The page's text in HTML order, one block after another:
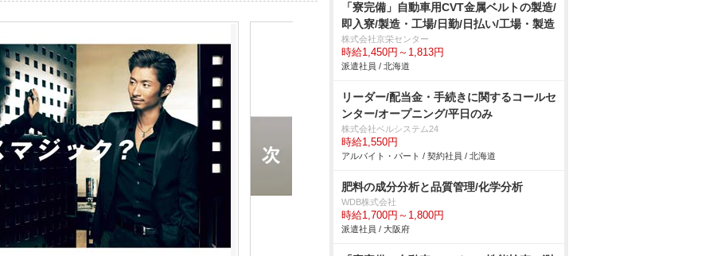
「寮完備」自動車用CVT金属ベルトの製造/
即入寮/製造・工場/日勤/日払い/工場・製造
株式会社京栄センター
時給1,450円～1,813円
派遣社員 / 北海道
リーダー/配当金・手続きに関するコールセ
ンター/オープニング/平日のみ
株式会社ベルシステム24
時給1,550円
アルバイト・パート / 契約社員 / 北海道
肥料の成分分析と品質管理/化学分析
WDB株式会社
時給1,700円～1,800円
派遣社員 / 大阪府